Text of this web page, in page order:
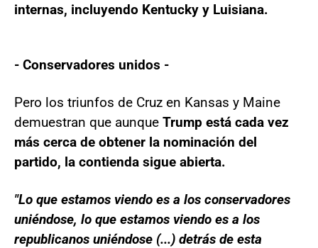
internas, incluyendo Kentucky y Luisiana.
- Conservadores unidos -
Pero los triunfos de Cruz en Kansas y Maine
demuestran que aunque Trump está cada vez
más cerca de obtener la nominación del
partido, la contienda sigue abierta.
"Lo que estamos viendo es a los conservadores
uniéndose, lo que estamos viendo es a los
republicanos uniéndose (...) detrás de esta